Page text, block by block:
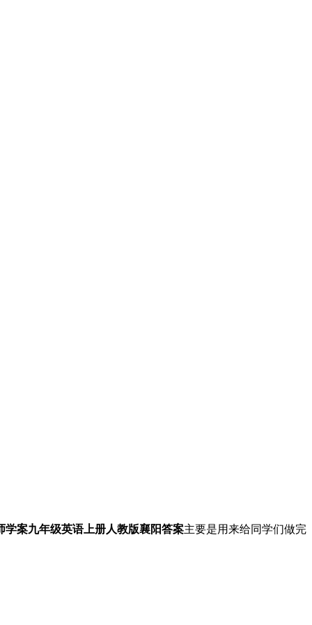
学案九年级英语上册人教版襄阳答案主要是用来给同学们做完